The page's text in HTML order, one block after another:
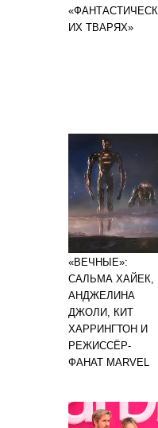
«ФАНТАСТИЧЕСК
ИХ ТВАРЯХ»
«ВЕЧНЫЕ»:
САЛЬМА ХАЙЕК,
АНДЖЕЛИНА
ДЖОЛИ, КИТ
ХАРРИНГТОН И
РЕЖИССЁР-
ФАНАТ MARVEL